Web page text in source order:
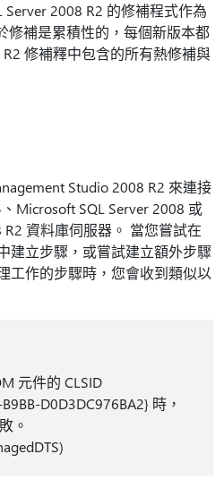
2008 R2 的修補程式作為
修補是累積性的，每個新版本都
修補釋中包含的所有熱修補與
Studio 2008 R2 來連接
Microsoft SQL Server 2008 或
資料庫伺服器。 當您嘗試在
建立步驟，或嘗試建立額外步驟
工作的步驟時，您會收到類似以
元件的 CLSID
D0D3DC976BA2} 時，
。